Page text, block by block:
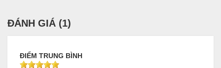
ĐÁNH GIÁ (1)
ĐIỂM TRUNG BÌNH